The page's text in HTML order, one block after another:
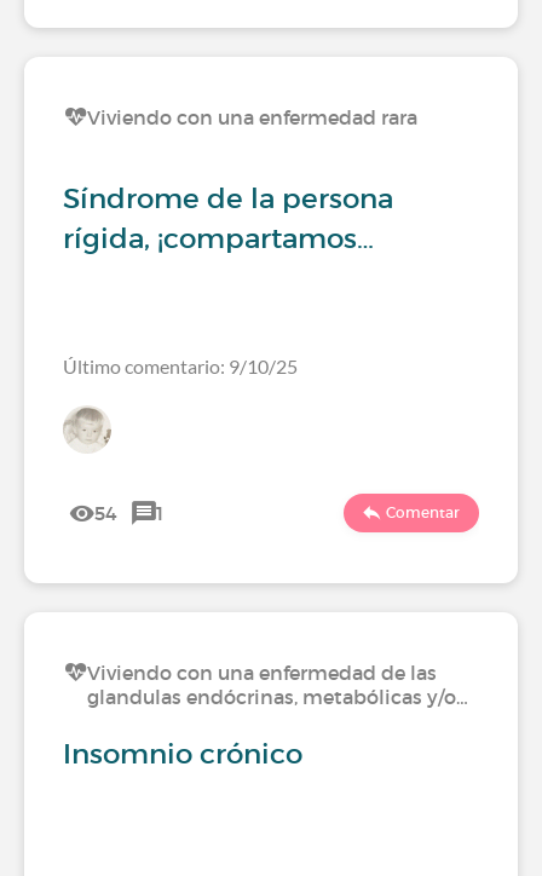
Viviendo con una enfermedad rara
Síndrome de la persona
rígida, ¡compartamos…
Último comentario: 9/10/25
54 1 Comentar
Viviendo con una enfermedad de las
glandulas endócrinas, metabólicas y/o…
Insomnio crónico